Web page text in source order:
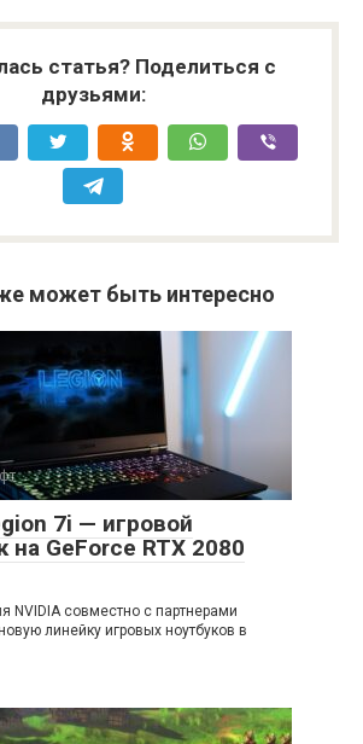
статья? Поделиться с
друзьями:
может быть интересно
7i — игровой
на GeForce RTX 2080
NVIDIA совместно с партнерами
линейку игровых ноутбуков в